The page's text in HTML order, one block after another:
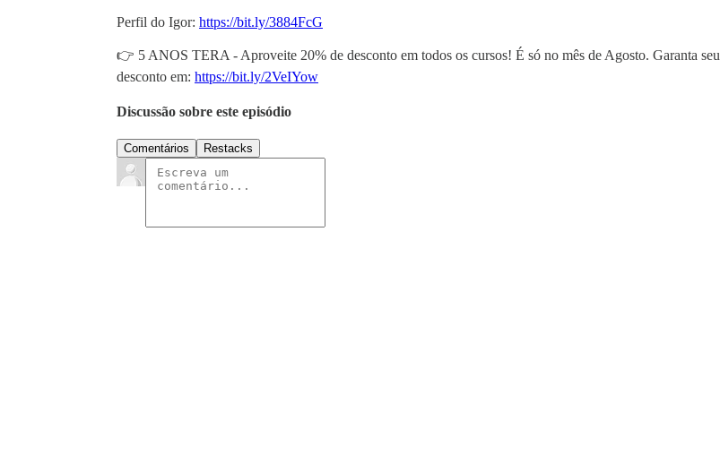
Perfil do Igor: https://bit.ly/3884FcG
👉 5 ANOS TERA - Aproveite 20% de desconto em todos os cursos! É só no mês de Agosto. Garanta seu
desconto em: https://bit.ly/2VeIYow
Discussão sobre este episódio
Comentários Restacks